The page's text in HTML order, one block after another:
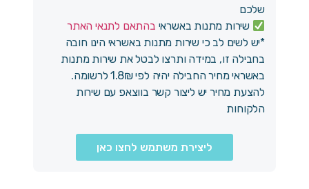
שלכם
שירות מתנות באשראי בהתאם לתנאי האתר
*יש לשים לב כי שירות מתנות באשראי הינו חובה
בחבילה זו, במידה ותרצו לבטל את שירות מתנות
באשראי מחיר החבילה יהיה לפי 1.8₪ לרשומה.
להצעת מחיר יש ליצור קשר בווצאפ עם שירות
הלקוחות
ליצירת משתמש לחצו כאן